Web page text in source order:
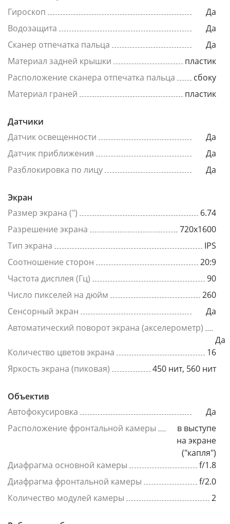
Гироскоп
Да
Водозащита
Да
Сканер отпечатка пальца
Да
Материал задней крышки
пластик
Расположение сканера отпечатка пальца
сбоку
Материал граней
пластик
Датчики
Датчик освещенности
Да
Датчик приближения
Да
Разблокировка по лицу
Да
Экран
Размер экрана (")
6.74
Разрешение экрана
720x1600
Тип экрана
IPS
Соотношение сторон
20:9
Частота дисплея (Гц)
90
Число пикселей на дюйм
260
Сенсорный экран
Да
Автоматический поворот экрана (акселерометр)
Да
Количество цветов экрана
16
Яркость экрана (пиковая)
450 нит, 560 нит
Объектив
Автофокусировка
Да
Расположение фронтальной камеры
в выступе
на экране
("капля")
Диафрагма основной камеры
f/1.8
Диафрагма фронтальной камеры
f/2.0
Количество модулей камеры
2